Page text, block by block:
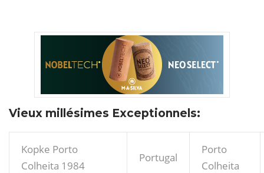
Vieux millésimes Exceptionnels:
Kopke Porto
Colheita 1984
Portugal
Porto
Colheita